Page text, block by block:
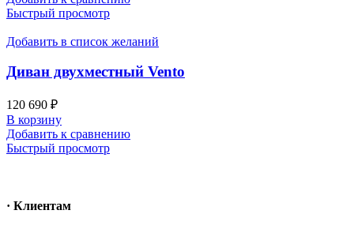
Быстрый просмотр
Добавить в список желаний
Диван двухместный Vento
120 690 ₽
В корзину
Добавить к сравнению
Быстрый просмотр
· Клиентам